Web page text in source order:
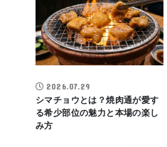
2026.07.29
シマチョウとは？焼肉通が愛す
る希少部位の魅力と本場の楽し
み方